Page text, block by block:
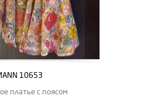
10653
платье с поясом